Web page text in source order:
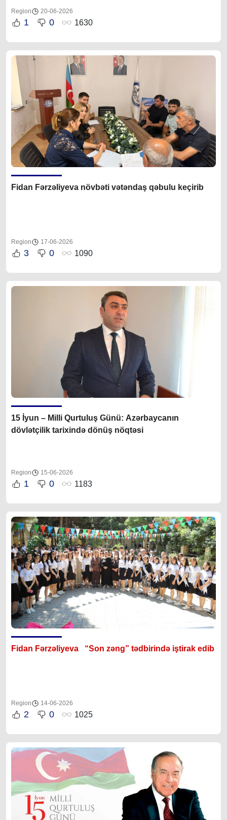
Region 20-06-2026
1 0 1630
Fidan Fərzəliyeva növbəti vətəndaş qəbulu keçirib
Region 17-06-2026
3 0 1090
15 İyun – Milli Qurtuluş Günü: Azərbaycanın
dövlətçilik tarixində dönüş nöqtəsi
Region 15-06-2026
1 0 1183
Fidan Fərzəliyeva “Son zəng” tədbirində iştirak edib
Region 14-06-2026
2 0 1025